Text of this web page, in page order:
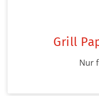
Grill
Nur